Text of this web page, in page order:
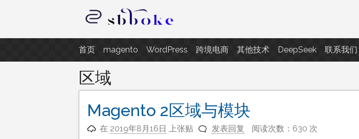
至
内
容
记录跨境电商独立站开发遇到的点点滴滴
首页 magento WordPress 跨境电商 其他技术 DeepSeek 联系我们
区域
Magento 2区域与模块
在 2019年8月16日 上张贴 发表回复 阅读次数：630 次